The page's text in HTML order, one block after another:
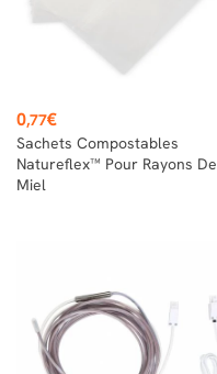
Prix
0,77€
Sachets Compostables
Natureflex™ Pour Rayons De
Miel